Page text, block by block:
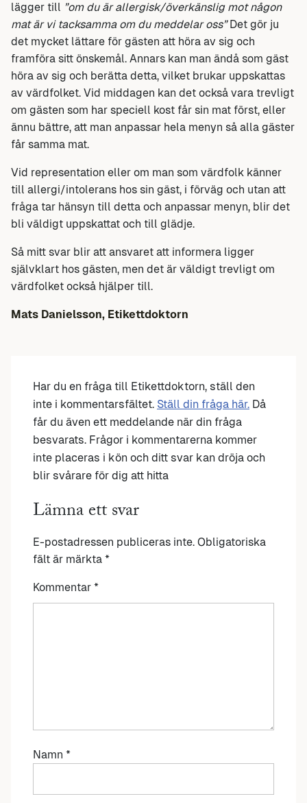
lägger till ”om du är allergisk/överkänslig mot någon
mat är vi tacksamma om du meddelar oss”Det gör ju
det mycket lättare för gästen att höra av sig och
framföra sitt önskemål. Annars kan man ändå som gäst
höra av sig och berätta detta, vilket brukar uppskattas
av värdfolket. Vid middagen kan det också vara trevligt
om gästen som har speciell kost får sin mat först, eller
ännu bättre, att man anpassar hela menyn så alla gäster
får samma mat.
Vid representation eller om man som värdfolk känner
till allergi/intolerans hos sin gäst, i förväg och utan att
fråga tar hänsyn till detta och anpassar menyn, blir det
bli väldigt uppskattat och till glädje.
Så mitt svar blir att ansvaret att informera ligger
självklart hos gästen, men det är väldigt trevligt om
värdfolket också hjälper till.
Mats Danielsson, Etikettdoktorn
Har du en fråga till Etikettdoktorn, ställ den
inte i kommentarsfältet. Ställ din fråga här. Då
får du även ett meddelande när din fråga
besvarats. Frågor i kommentarerna kommer
inte placeras i kön och ditt svar kan dröja och
blir svårare för dig att hitta
Lämna ett svar
E-postadressen publiceras inte. Obligatoriska
fält är märkta *
Kommentar *
Namn *